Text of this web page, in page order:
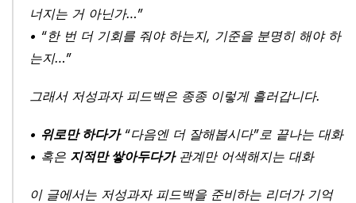
너지는 거 아닌가…”
• “한 번 더 기회를 줘야 하는지, 기준을 분명히 해야 하
는지…”
그래서 저성과자 피드백은 종종 이렇게 흘러갑니다.
• 위로만 하다가 “다음엔 더 잘해봅시다”로 끝나는 대화
• 혹은 지적만 쌓아두다가 관계만 어색해지는 대화
이 글에서는 저성과자 피드백을 준비하는 리더가 기억